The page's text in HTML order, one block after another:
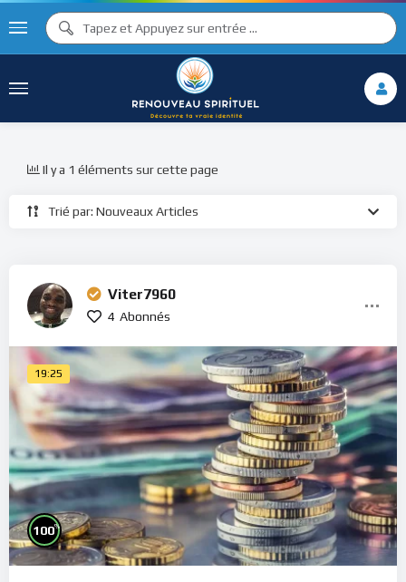
Trié par: Nouveaux Articles
Il y a 1 éléments sur cette page
Viter7960
4 Abonnés
19:25
100%